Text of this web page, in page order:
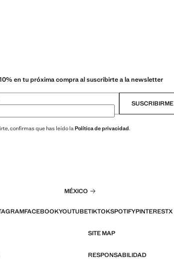
en tu próxima compra al suscribirte a la newsletter
SUSCRIBIRME
confirmas que has leído laPolítica de privacidad.
MÉXICO
FACEBOOKYOUTUBETIKTOKSPOTIFYPINTERESTX
SITE MAP
RESPONSABILIDAD